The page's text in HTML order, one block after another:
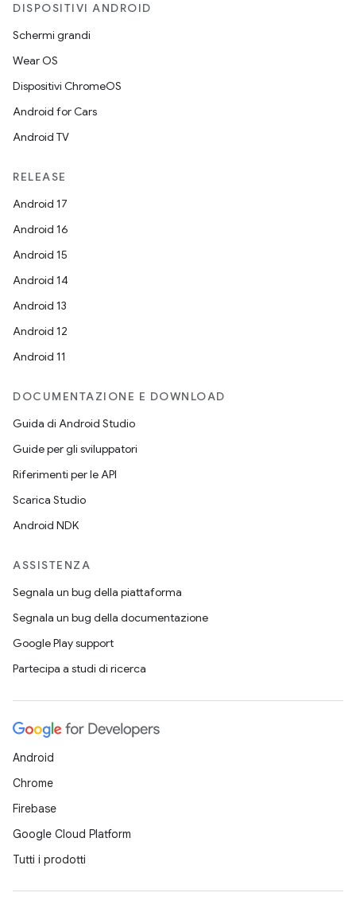
DISPOSITIVI ANDROID
Schermi grandi
Wear OS
Dispositivi ChromeOS
Android for Cars
Android TV
RELEASE
Android 17
Android 16
Android 15
Android 14
Android 13
Android 12
Android 11
DOCUMENTAZIONE E DOWNLOAD
Guida di Android Studio
Guide per gli sviluppatori
Riferimenti per le API
Scarica Studio
Android NDK
ASSISTENZA
Segnala un bug della piattaforma
Segnala un bug della documentazione
Google Play support
Partecipa a studi di ricerca
Android
Chrome
Firebase
Google Cloud Platform
Tutti i prodotti